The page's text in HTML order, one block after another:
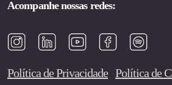
Acompanhe nossas redes:
Política de Privacidade Política de